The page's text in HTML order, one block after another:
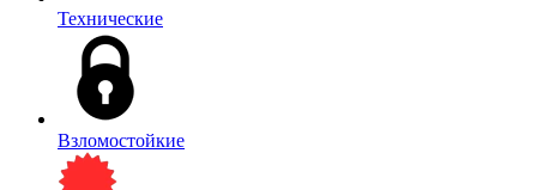
Технические
Взломостойкие